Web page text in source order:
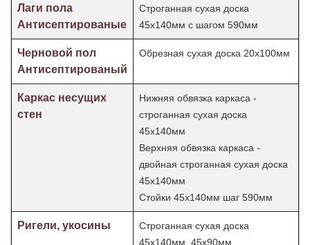
Лаги пола
Антисептированые
Строганная сухая доска
45х140мм с шагом 590мм
Черновой пол
Антисептированый
Обрезная сухая доска 20х100мм
Каркас несущих
стен
Нижняя обвязка каркаса -
строганная сухая доска
45х140мм
Верхняя обвязка каркаса -
двойная строганная сухая доска
45х140мм
Стойки 45х140мм шаг 590мм
Ригели, укосины
Строганная сухая доска
45х140мм, 45х90мм